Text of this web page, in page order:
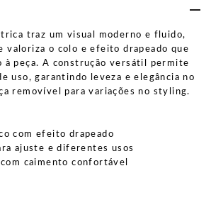
traz um visual moderno e fluido,
valoriza o colo e efeito drapeado que
à peça. A construção versátil permite
uso, garantindo leveza e elegância no
removível para variações no styling.
com efeito drapeado
ajuste e diferentes usos
caimento confortável